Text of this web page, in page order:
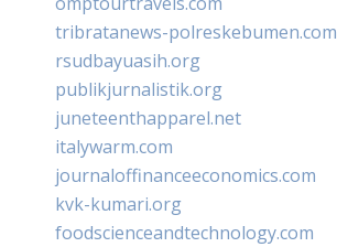
tribratanews-polreskebumen.com
rsudbayuasih.org
publikjurnalistik.org
juneteenthapparel.net
italywarm.com
journaloffinanceeconomics.com
kvk-kumari.org
foodscienceandtechnology.com